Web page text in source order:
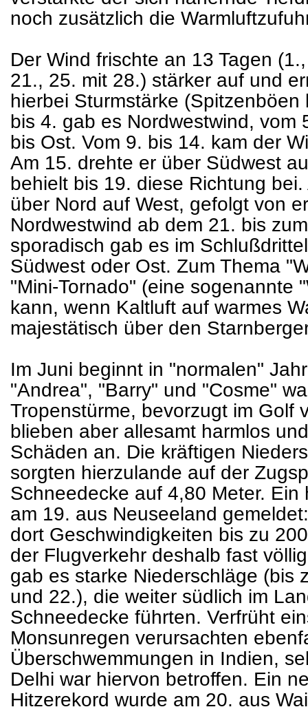
noch zusätzlich die
Der Wind frischte an 13 Tagen
21., 25. mit 28.) stärker auf und
hierbei Sturmstärke
bis 4. gab es Nordwestwind, vom
bis Ost. Vom 9. bis 14. kam der
Am 15. drehte er über Südwest
behielt bis 19. diese Richtung
über Nord auf West, gefolgt von
Nordwestwind ab dem 21. bis
sporadisch gab es im
Südwest oder Ost. Zum Thema
"Mini-Tornado" (eine sogenannte
kann, wenn Kaltluft auf warmes
majestätisch über den
Im Juni beginnt in "normalen"
"Andrea", "Barry" und "Cosme"
Tropenstürme, bevorzugt im Golf
blieben aber allesamt harmlos
Schäden an. Die kräftigen
sorgten hierzulande auf der
Schneedecke auf 4,80 Meter.
am 19. aus Neuseeland
dort Geschwindigkeiten bis zu
der Flugverkehr deshalb fast
gab es starke Niederschläge (bis
und 22.), die weiter südlich im
Schneedecke führten. Verfrüht
Monsunregen verursachten
Überschwemmungen in Indien,
Delhi war hiervon betroffen. Ein
Hitzerekord wurde am 20. aus